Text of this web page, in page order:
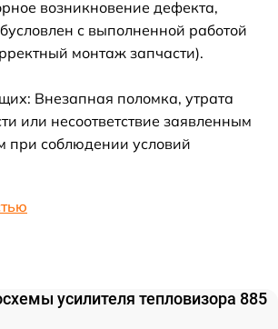
возникновение дефекта,
с выполненной работой
монтаж запчасти).
Внезапная поломка, утрата
или несоответствие заявленным
при соблюдении условий
усилителя тепловизора 885